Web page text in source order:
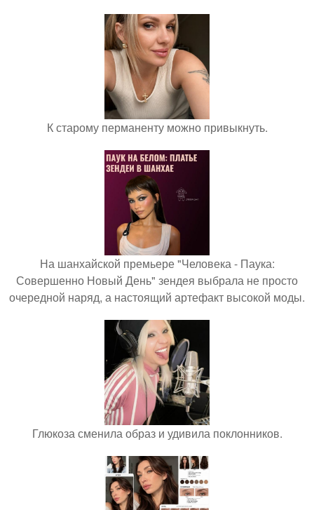
К старому перманенту можно привыкнуть.
На шанхайской премьере "Человека - Паука:
Совершенно Новый День" зендея выбрала не просто
очередной наряд, а настоящий артефакт высокой моды.
Глюкоза сменила образ и удивила поклонников.